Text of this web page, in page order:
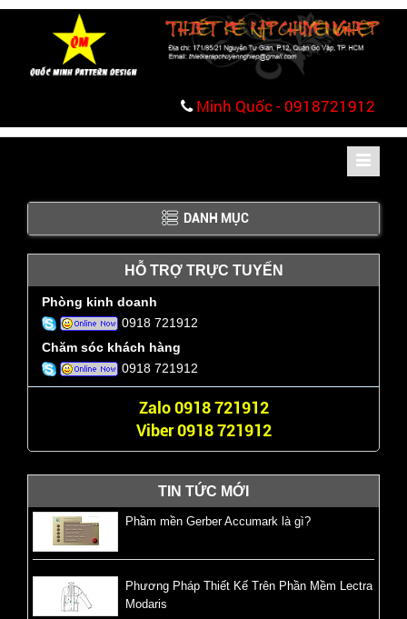
Minh Quốc - 0918721912
Toggle
DANH MỤC
HỖ TRỢ TRỰC TUYẾN
Phòng kinh doanh
0918 721912
Chăm sóc khách hàng
0918 721912
Zalo 0918 721912
Viber 0918 721912
TIN TỨC MỚI
Phầm mền Gerber Accumark là gì?
Phương Pháp Thiết Kế Trên Phần Mềm Lectra
Modaris